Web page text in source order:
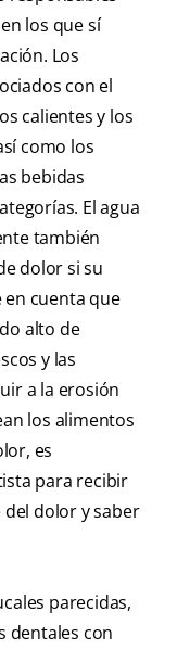
los que sí
Los
con el
calientes y los
como los
bebidas
El agua
también
dolor si su
cuenta que
alto de
y las
a la erosión
los alimentos
es
para recibir
del dolor y saber
parecidas,
dentales con